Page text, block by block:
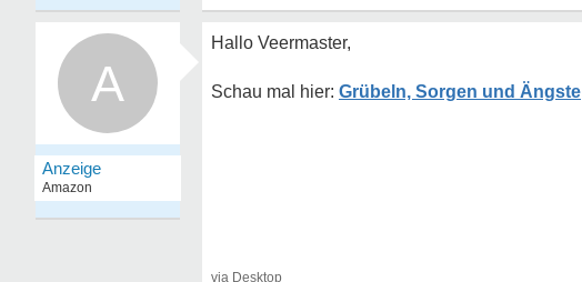
A
Hallo Veermaster,
Grübeln, Sorgen und Ängste